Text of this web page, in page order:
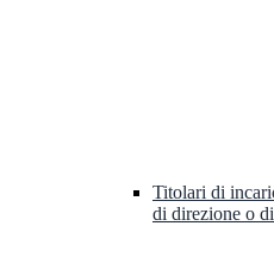
Titolari di
di direzione o